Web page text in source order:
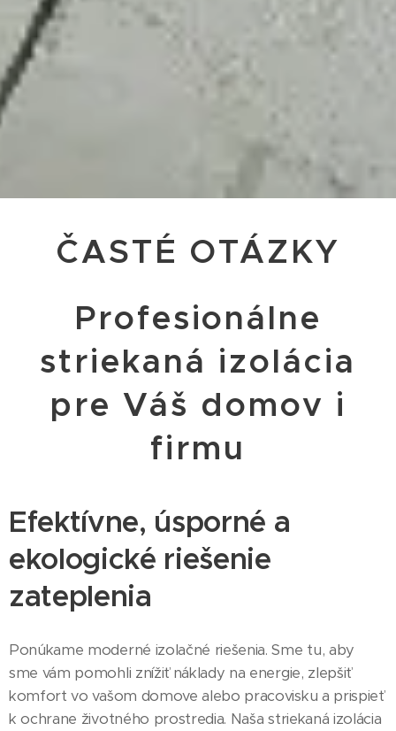
ČASTÉ OTÁZKY
Profesionálne
striekaná izolácia
pre Váš domov i
firmu
Efektívne, úsporné a
ekologické riešenie
zateplenia
Ponúkame moderné izolačné riešenia. Sme tu, aby
sme vám pomohli znížiť náklady na energie, zlepšiť
komfort vo vašom domove alebo pracovisku a prispieť
k ochrane životného prostredia. Naša striekaná izolácia